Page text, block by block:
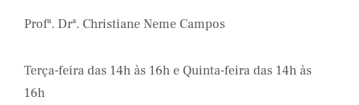
Profª. Drª. Christiane Neme Campos
Terça-feira das 14h às 16h e Quinta-feira das 14h às
16h